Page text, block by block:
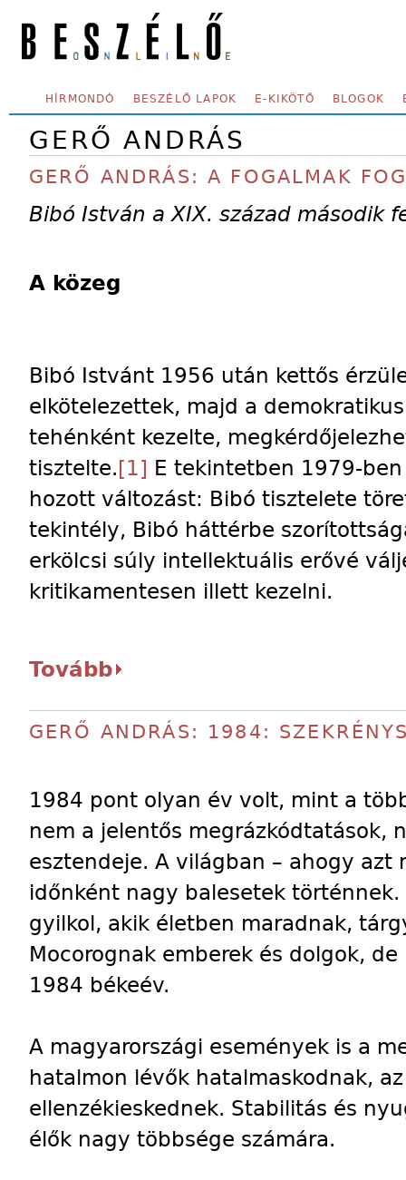
SECONDARY MENU
HÍRMONDÓ BESZÉLŐ LAPOK E-KIKÖTŐ BLOGOK
GERŐ ANDRÁS
GERŐ ANDRÁS: A FOGALMAK
Bibó István a XIX. század második
A közeg
Bibó Istvánt 1956 után kettős
elkötelezettek, majd a
tehénként kezelte,
tisztelte.[1] E tekintetben 1979-
hozott változást: Bibó tisztelete
tekintély, Bibó háttérbe
erkölcsi súly intellektuális erővé
kritikamentesen illett kezelni.
Tovább
GERŐ ANDRÁS: 1984:
1984 pont olyan év volt, mint a
nem a jelentős megrázkódtatások,
esztendeje. A világban – ahogy azt
időnként nagy balesetek
gyilkol, akik életben maradnak,
Mocorognak emberek és dolgok,
1984 békeév.
A magyarországi események is a
hatalmon lévők hatalmaskodnak,
ellenzékieskednek. Stabilitás és
élők nagy többsége számára.